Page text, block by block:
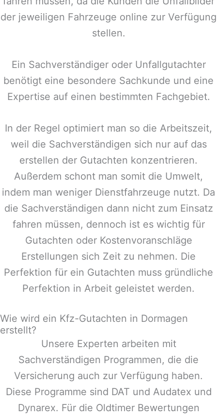
der jeweiligen Fahrzeuge online zur Verfügung
stellen.
Ein Sachverständiger oder Unfallgutachter
benötigt eine besondere Sachkunde und eine
Expertise auf einen bestimmten Fachgebiet.
In der Regel optimiert man so die Arbeitszeit,
weil die Sachverständigen sich nur auf das
erstellen der Gutachten konzentrieren.
Außerdem schont man somit die Umwelt,
indem man weniger Dienstfahrzeuge nutzt. Da
die Sachverständigen dann nicht zum Einsatz
fahren müssen, dennoch ist es wichtig für
Gutachten oder Kostenvoranschläge
Erstellungen sich Zeit zu nehmen. Die
Perfektion für ein Gutachten muss gründliche
Perfektion in Arbeit geleistet werden.
Wie wird ein Kfz-Gutachten in Dormagen
erstellt?
Unsere Experten arbeiten mit
Sachverständigen Programmen, die die
Versicherung auch zur Verfügung haben.
Diese Programme sind DAT und Audatex und
Dynarex. Für die Oldtimer Bewertungen